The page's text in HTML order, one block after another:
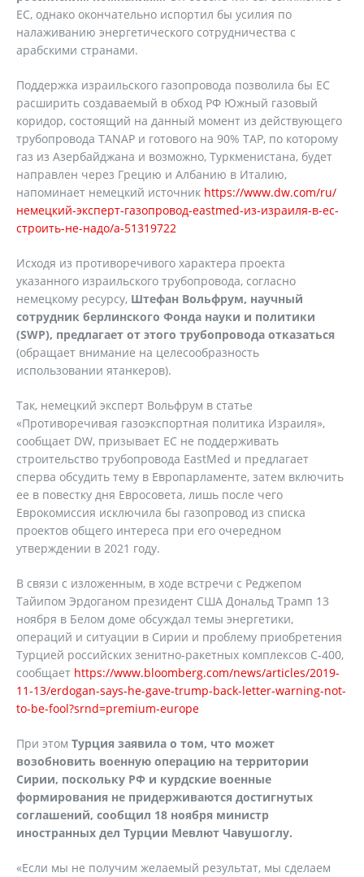
ЕС, однако окончательно испортил бы усилия по
налаживанию энергетического сотрудничества с
арабскими странами.
Поддержка израильского газопровода позволила бы ЕС
расширить создаваемый в обход РФ Южный газовый
коридор, состоящий на данный момент из действующего
трубопровода TANAP и готового на 90% TAP, по которому
газ из Азербайджана и возможно, Туркменистана, будет
направлен через Грецию и Албанию в Италию,
напоминает немецкий источник https://www.dw.com/ru/
немецкий-эксперт-газопровод-eastmed-из-израиля-в-ес-
строить-не-надо/a-51319722
Исходя из противоречивого характера проекта
указанного израильского трубопровода, согласно
немецкому ресурсу, Штефан Вольфрум, научный
сотрудник берлинского Фонда науки и политики
(SWP), предлагает от этого трубопровода отказаться
(обращает внимание на целесообразность
использовании ятанкеров).
Так, немецкий эксперт Вольфрум в статье
«Противоречивая газоэкспортная политика Израиля»,
сообщает DW, призывает ЕС не поддерживать
строительство трубопровода EastMed и предлагает
сперва обсудить тему в Европарламенте, затем включить
ее в повестку дня Евросовета, лишь после чего
Еврокомиссия исключила бы газопровод из списка
проектов общего интереса при его очередном
утверждении в 2021 году.
В связи с изложенным, в ходе встречи с Реджепом
Тайипом Эрдоганом президент США Дональд Трамп 13
ноября в Белом доме обсуждал темы энергетики,
операций и ситуации в Сирии и проблему приобретения
Турцией российских зенитно-ракетных комплексов С-400,
сообщает https://www.bloomberg.com/news/articles/2019-
11-13/erdogan-says-he-gave-trump-back-letter-warning-not-
to-be-fool?srnd=premium-europe
При этом Турция заявила о том, что может
возобновить военную операцию на территории
Сирии, поскольку РФ и курдские военные
формирования не придерживаются достигнутых
соглашений, сообщил 18 ноября министр
иностранных дел Турции Мевлют Чавушоглу.
«Если мы не получим желаемый результат, мы сделаем